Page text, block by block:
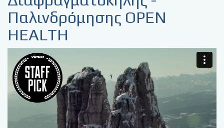
Παλινδρόμησης ΟPEN
HEALTH